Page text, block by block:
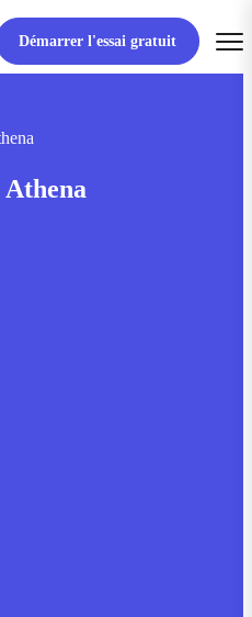
Démarrer l'essai gratuit